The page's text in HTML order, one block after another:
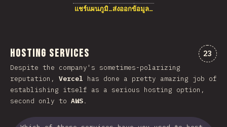
แชร์แผนภูมิ…ส่งออกข้อมูล…
Hosting Services ความ
23
Despite the company's sometimes-polarizing
reputation, Vercel has done a pretty amazing job of
establishing itself as a serious hosting option,
second only to AWS.